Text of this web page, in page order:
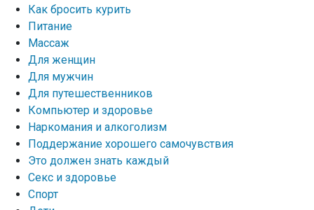
Как бросить курить
Питание
Массаж
Для женщин
Для мужчин
Для путешественников
Компьютер и здоровье
Наркомания и алкоголизм
Поддержание хорошего самочувствия
Это должен знать каждый
Секс и здоровье
Спорт